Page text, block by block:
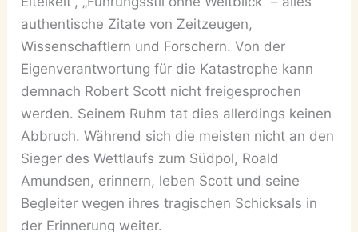
authentische Zitate von Zeitzeugen,
Wissenschaftlern und Forschern. Von der
Eigenverantwortung für die Katastrophe kann
demnach Robert Scott nicht freigesprochen
werden. Seinem Ruhm tat dies allerdings keinen
Abbruch. Während sich die meisten nicht an den
Sieger des Wettlaufs zum Südpol, Roald
Amundsen, erinnern, leben Scott und seine
Begleiter wegen ihres tragischen Schicksals in
der Erinnerung weiter.